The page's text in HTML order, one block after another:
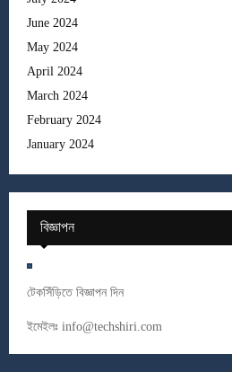
June 2024
May 2024
April 2024
March 2024
February 2024
January 2024
বিজ্ঞাপন
টেকসিঁড়িতে বিজ্ঞাপন দিন
ইমেইলঃ info@techshiri.com